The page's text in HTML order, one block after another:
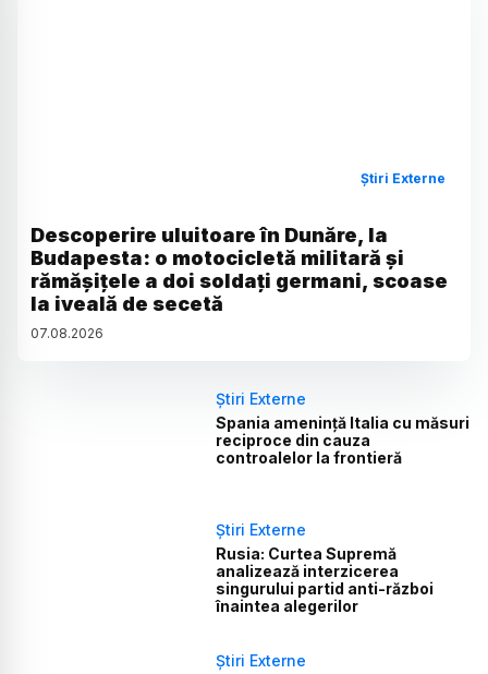
Știri Externe
Descoperire uluitoare în Dunăre, la
Budapesta: o motocicletă militară și
rămășițele a doi soldați germani, scoase
la iveală de secetă
07.08.2026
Știri Externe
Spania amenință Italia cu măsuri
reciproce din cauza
controalelor la frontieră
Știri Externe
Rusia: Curtea Supremă
analizează interzicerea
singurului partid anti-război
înaintea alegerilor
Știri Externe